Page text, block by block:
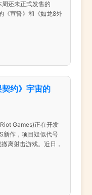
还未正式发售的
《宣誓》和《如龙8外
约》宇宙的
Games)正在开发
新作，项目疑似代号
离射击游戏。近日，